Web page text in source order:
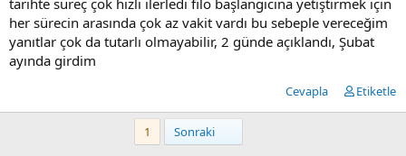
her sürecin arasında çok az vakit vardı bu sebeple vereceğim
yanıtlar çok da tutarlı olmayabilir, 2 günde açıklandı, Şubat
ayında girdim
Cevapla Etiketle
1 Sonraki